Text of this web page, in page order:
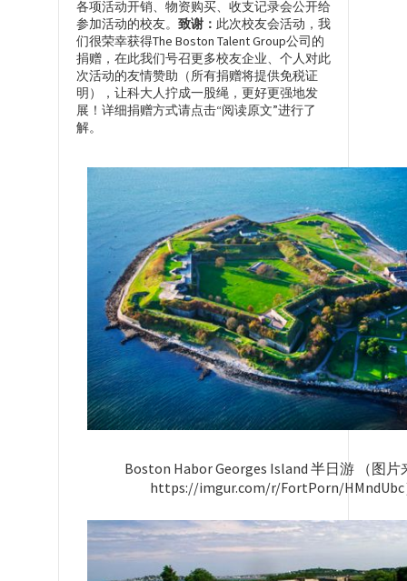
各项活动开销、物资购买、收支记录会公开给
参加活动的校友。 致谢： 此次校友会活动，我
们很荣幸获得The Boston Talent Group公司的
捐赠，在此我们号召更多校友企业、个人对此
次活动的友情赞助（所有捐赠将提供免税证
明），让科大人拧成一股绳，更好更强地发
展！详细捐赠方式请点击“阅读原文”进行了
解。
Boston Habor Georges Island 半日游 （图片
https://imgur.com/r/FortPorn/